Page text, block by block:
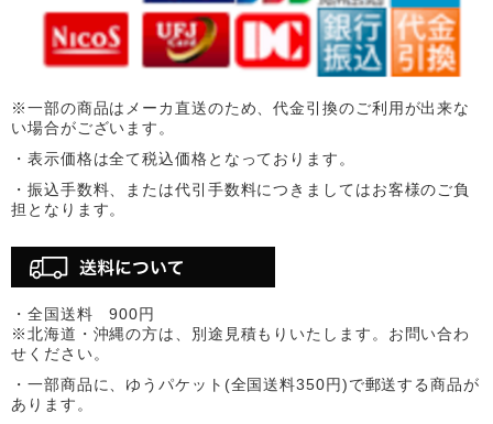
※一部の商品はメーカ直送のため、代金引換のご利用が出来な
い場合がございます。
・表示価格は全て税込価格となっております。
・振込手数料、または代引手数料につきましてはお客様のご負
担となります。
・全国送料 900円
※北海道・沖縄の方は、別途見積もりいたします。お問い合わ
せください。
・一部商品に、ゆうパケット(全国送料350円)で郵送する商品が
あります。